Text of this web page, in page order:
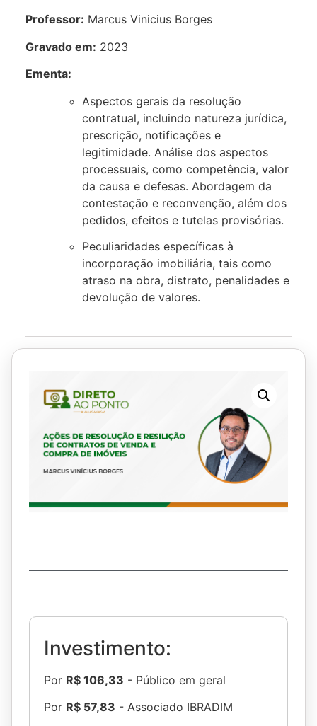
Professor: Marcus Vinicius Borges
Gravado em: 2023
Ementa:
Aspectos gerais da resolução
contratual, incluindo natureza jurídica,
prescrição, notificações e
legitimidade. Análise dos aspectos
processuais, como competência, valor
da causa e defesas. Abordagem da
contestação e reconvenção, além dos
pedidos, efeitos e tutelas provisórias.
Peculiaridades específicas à
incorporação imobiliária, tais como
atraso na obra, distrato, penalidades e
devolução de valores.
Investimento:
Por R$ 106,33 - Público em geral
Por R$ 57,83 - Associado IBRADIM